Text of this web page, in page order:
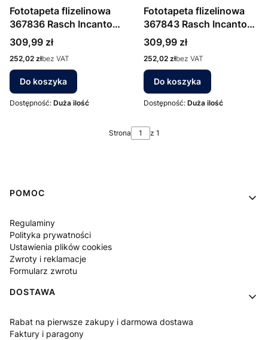
Fototapeta flizelinowa
367836 Rasch Incanto
fale 3D
Cena
309,99 zł
Cena
252,02 złbez VAT
Do koszyka
Dostępność: Duża ilość
Fototapeta flizelinowa
367843 Rasch Incanto
fale 3D
Cena
309,99 zł
Cena
252,02 złbez VAT
Do koszyka
Dostępność: Duża ilość
Strona z 1
Linki w stopce
POMOC
Regulaminy
Polityka prywatności
Ustawienia plików cookies
Zwroty i reklamacje
Formularz zwrotu
DOSTAWA
Rabat na pierwsze zakupy i darmowa dostawa
Faktury i paragony